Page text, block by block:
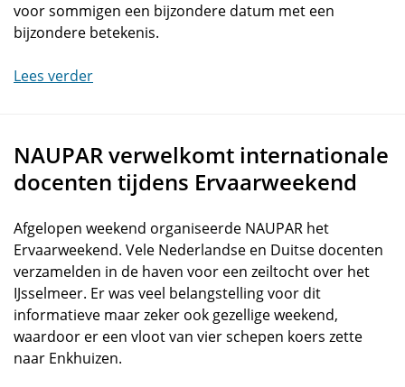
voor sommigen een bijzondere datum met een
bijzondere betekenis.
Lees verder
NAUPAR verwelkomt internationale
docenten tijdens Ervaarweekend
Afgelopen weekend organiseerde NAUPAR het
Ervaarweekend. Vele Nederlandse en Duitse docenten
verzamelden in de haven voor een zeiltocht over het
IJsselmeer. Er was veel belangstelling voor dit
informatieve maar zeker ook gezellige weekend,
waardoor er een vloot van vier schepen koers zette
naar Enkhuizen.